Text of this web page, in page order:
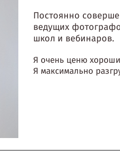
Постоянно
ведущих
школ и вебинаров.
Я очень ценю
Я максимально